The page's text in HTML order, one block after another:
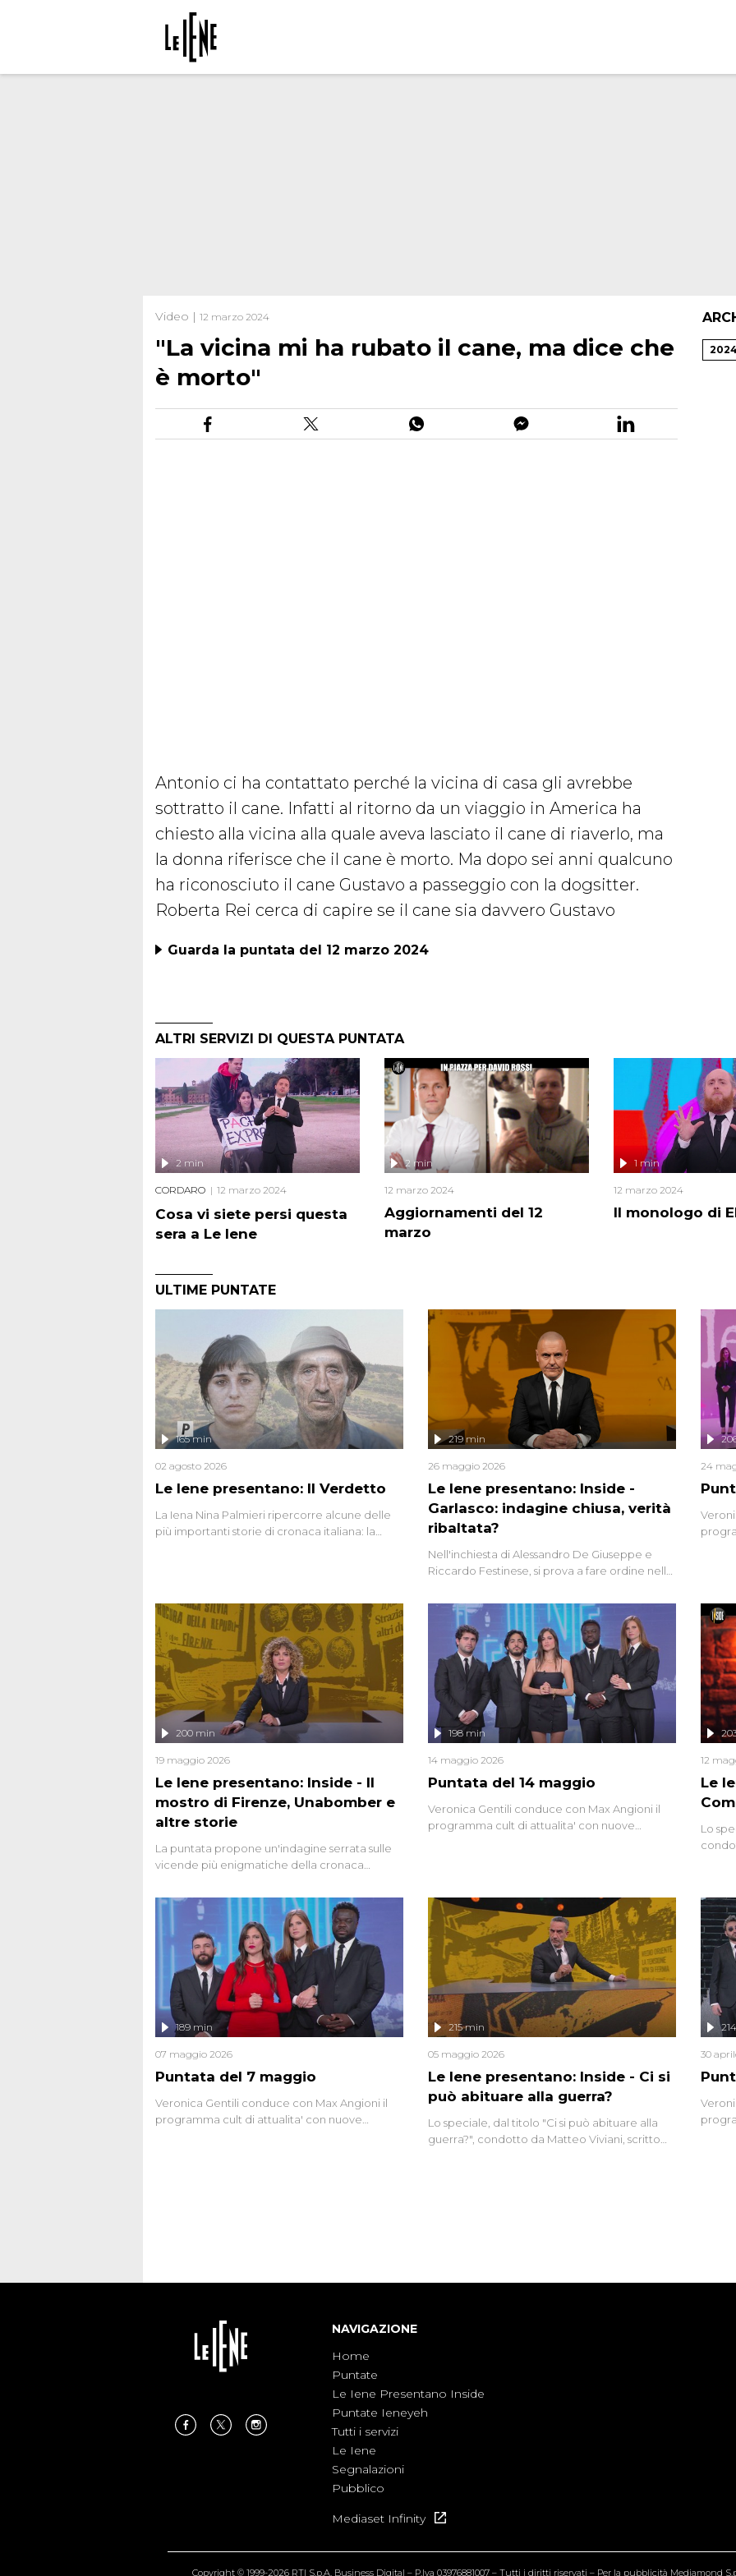
Video | 12 marzo 2024
"La vicina mi ha rubato il cane, ma dice che
è morto"
Antonio ci ha contattato perché la vicina di casa gli avrebbe
sottratto il cane. Infatti al ritorno da un viaggio in America ha
chiesto alla vicina alla quale aveva lasciato il cane di riaverlo, ma
la donna riferisce che il cane è morto. Ma dopo sei anni qualcuno
ha riconosciuto il cane Gustavo a passeggio con la dogsitter.
Roberta Rei cerca di capire se il cane sia davvero Gustavo
Guarda la puntata del 12 marzo 2024
ALTRI SERVIZI DI QUESTA PUNTATA
Cosa vi siete persi questa
sera a Le Iene
2 min
CORDARO 12 marzo 2024
Aggiornamenti del 12
marzo
2 min
12 marzo 2024
Il monologo di
1 min
12 marzo 2024
2024
ULTIME PUNTATE
Le Iene presentano: Il Verdetto
165 min
02 agosto 2026
La Iena Nina Palmieri ripercorre alcune delle
più importanti storie di cronaca italiana: la
Le Iene presentano: Inside -
Garlasco: indagine chiusa, verità
ribaltata?
219 min
26 maggio 2026
Nell'inchiesta di Alessandro De Giuseppe e
Riccardo Festinese, si prova a fare ordine nella
continuano a emergere attorno a una delle
vicende giudiziarie più discusse degli ultimi
anni. Lo speciale ricostruisce la vicenda
mettendo in fila testimonianze, errori, dettagli
controversi e i protagonisti di un'indagine che
sembra non avere fine.
24
Le Iene presentano: Inside - Il
mostro di Firenze, Unabomber e
altre storie
200 min
19 maggio 2026
La puntata propone un'indagine serrata sulle
vicende più enigmatiche della cronaca
seriale responsabile di decine di attentati tra
gli anni '90 e il 2000 che, inquietantemente,
potrebbe essere ancora in libertà. Lo speciale
affronta inoltre le zone d'ombra sul Mostro di
Firenze, le cui responsabilità appaiono ancora
oggi avvolte in un groviglio di dubbi mai
chiariti. Nel corso dello speciale anche
l'intervista inedita a Olindo Romano, realizzata
ne...
Puntata del 14 maggio
198 min
14 maggio 2026
Veronica Gentili conduce con Max Angioni il
programma cult di attualita' con nuove
Le
12
Lo
e
Puntata del 7 maggio
189 min
07 maggio 2026
Veronica Gentili conduce con Max Angioni il
programma cult di attualita' con nuove
Le Iene presentano: Inside - Ci si
può abituare alla guerra?
215 min
05 maggio 2026
Lo speciale, dal titolo "Ci si può abituare alla
guerra?", condotto da Matteo Viviani, scritto
30
NAVIGAZIONE
Home
Puntate
Le Iene Presentano Inside
Puntate Ieneyeh
Tutti i servizi
Le Iene
Segnalazioni
Pubblico
Mediaset Infinity
Copyright © 1999-2026 RTI S.p.A. Business Digital – P.Iva 03976881007 – Tutti i diritti riservati – Per la pubblicità Mediamond